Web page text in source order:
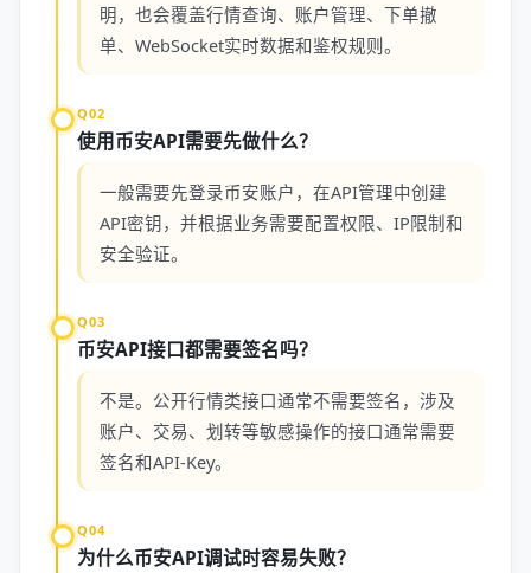
明，也会覆盖行情查询、账户管理、下单撤
单、WebSocket实时数据和鉴权规则。
Q02
使用币安API需要先做什么？
一般需要先登录币安账户，在API管理中创建
API密钥，并根据业务需要配置权限、IP限制和
安全验证。
Q03
币安API接口都需要签名吗？
不是。公开行情类接口通常不需要签名，涉及
账户、交易、划转等敏感操作的接口通常需要
签名和API-Key。
Q04
为什么币安API调试时容易失败？